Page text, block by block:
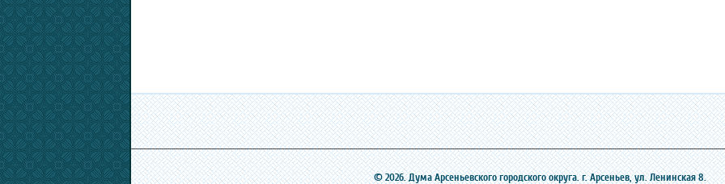
© 2026. Дума Арсеньевского городского округа. г. Арсеньев, ‎ул. Ленинская 8.